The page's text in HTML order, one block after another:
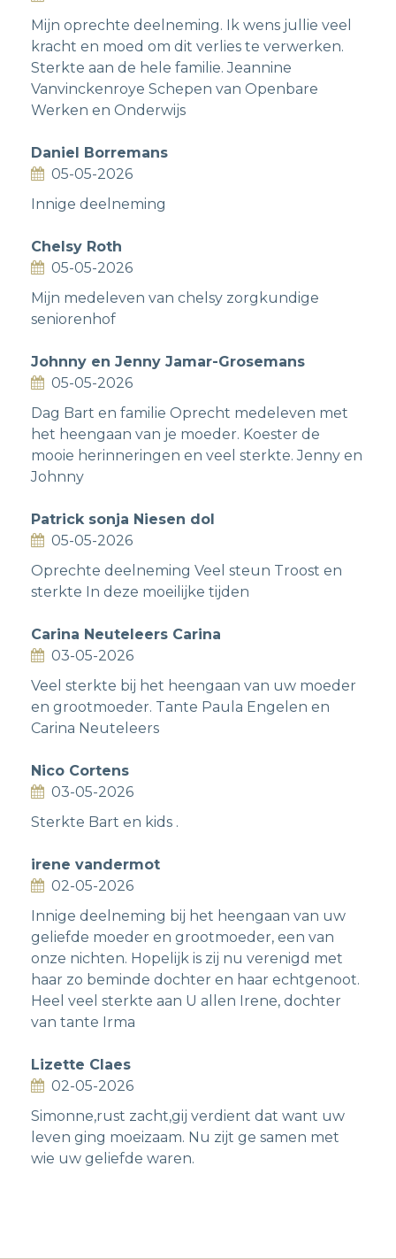
Mijn oprechte deelneming. Ik wens jullie veel
kracht en moed om dit verlies te verwerken.
Sterkte aan de hele familie. Jeannine
Vanvinckenroye Schepen van Openbare
Werken en Onderwijs
Daniel Borremans
05-05-2026
Innige deelneming
Chelsy Roth
05-05-2026
Mijn medeleven van chelsy zorgkundige
seniorenhof
Johnny en Jenny Jamar-Grosemans
05-05-2026
Dag Bart en familie Oprecht medeleven met
het heengaan van je moeder. Koester de
mooie herinneringen en veel sterkte. Jenny en
Johnny
Patrick sonja Niesen dol
05-05-2026
Oprechte deelneming Veel steun Troost en
sterkte In deze moeilijke tijden
Carina Neuteleers Carina
03-05-2026
Veel sterkte bij het heengaan van uw moeder
en grootmoeder. Tante Paula Engelen en
Carina Neuteleers
Nico Cortens
03-05-2026
Sterkte Bart en kids .
irene vandermot
02-05-2026
Innige deelneming bij het heengaan van uw
geliefde moeder en grootmoeder, een van
onze nichten. Hopelijk is zij nu verenigd met
haar zo beminde dochter en haar echtgenoot.
Heel veel sterkte aan U allen Irene, dochter
van tante Irma
Lizette Claes
02-05-2026
Simonne,rust zacht,gij verdient dat want uw
leven ging moeizaam. Nu zijt ge samen met
wie uw geliefde waren.